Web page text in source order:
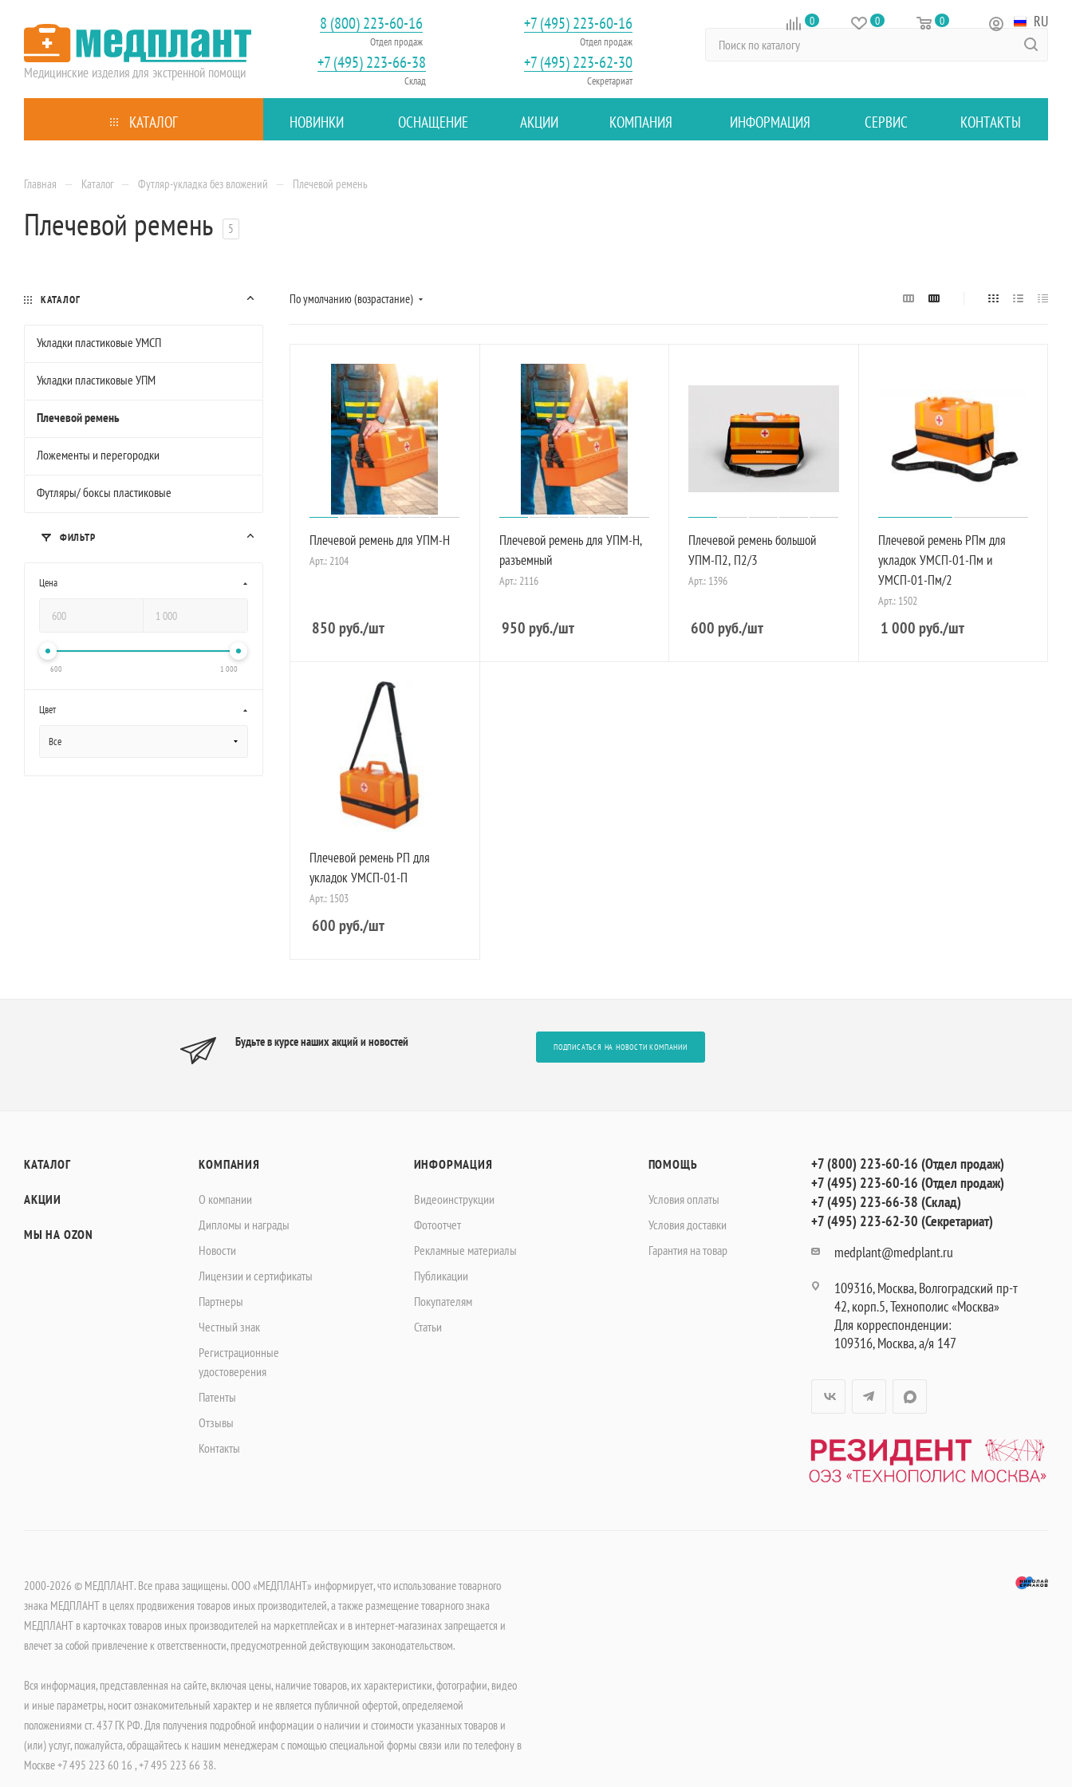
Медицинские изделиядля экстренной помощи
8 (800) 223-60-16
Отдел продаж
+7 (495) 223-60-16
Отдел продаж
+7 (495) 223-66-38
Склад
+7 (495) 223-62-30
Секретариат
0 0 0 RU
КАТАЛОГ НОВИНКИ ОСНАЩЕНИЕ АКЦИИ КОМПАНИЯ ИНФОРМАЦИЯ СЕРВИС КОНТАКТЫ
Главная — Каталог — Футляр-укладка без вложений — Плечевой ремень
Плечевой ремень 5
По умолчанию (возрастание)
Плечевой ремень для УПМ-Н
Арт.: 2104
850руб./шт
Плечевой ремень для УПМ-Н,
разъемный
Арт.: 2116
950руб./шт
Плечевой ремень большой
УПМ-П2, П2/3
Арт.: 1396
600руб./шт
Плечевой ремень РПм для
укладок УМСП-01-Пм и
УМСП-01-Пм/2
Арт.: 1502
1 000руб./шт
Плечевой ремень РП для
укладок УМСП-01-П
Арт.: 1503
600руб./шт
КАТАЛОГ
Укладки пластиковые УМСП
Укладки пластиковые УПМ
Плечевой ремень
Ложементы и перегородки
Футляры/ боксы пластиковые
ФИЛЬТР
Цена
600 1 000
Цвет
Все
Будьте в курсе наших акций и новостей ПОДПИСАТЬСЯ НА НОВОСТИ КОМПАНИИ
КАТАЛОГ
АКЦИИ
МЫ НА OZON
КОМПАНИЯ
О компании
Дипломы и награды
Новости
Лицензии и сертификаты
Партнеры
Честный знак
Регистрационные
удостоверения
Патенты
Отзывы
Контакты
ИНФОРМАЦИЯ
Видеоинструкции
Фотоотчет
Рекламные материалы
Публикации
Покупателям
Статьи
ПОМОЩЬ
Условия оплаты
Условия доставки
Гарантия на товар
+7 (800) 223-60-16 (Отдел продаж)
+7 (495) 223-60-16 (Отдел продаж)
+7 (495) 223-66-38 (Склад)
+7 (495) 223-62-30 (Секретариат)
medplant@medplant.ru
109316, Москва, Волгоградский пр-т
42, корп.5, Технополис «Москва»
Для корреспонденции:
109316, Москва, а/я 147
2000-2026 © МЕДПЛАНТ. Все права защищены. ООО «МЕДПЛАНТ» информирует, что использование товарного
знака МЕДПЛАНТ в целях продвижения товаров иных производителей, а также размещение товарного знака
МЕДПЛАНТ в карточках товаров иных производителей на маркетплейсах и в интернет-магазинах запрещается и
влечет за собой привлечение к ответственности, предусмотренной действующим законодательством.
Вся информация, представленная на сайте, включая цены, наличие товаров, их характеристики, фотографии, видео
и иные параметры, носит ознакомительный характер и не является публичной офертой, определяемой
положениями ст. 437 ГК РФ. Для получения подробной информации о наличии и стоимости указанных товаров и
(или) услуг, пожалуйста, обращайтесь к нашим менеджерам с помощью специальной формы связи или по телефону в
Москве +7 495 223 60 16 , +7 495 223 66 38.